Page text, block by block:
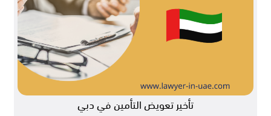
تأخير تعويض التأمين في دبي